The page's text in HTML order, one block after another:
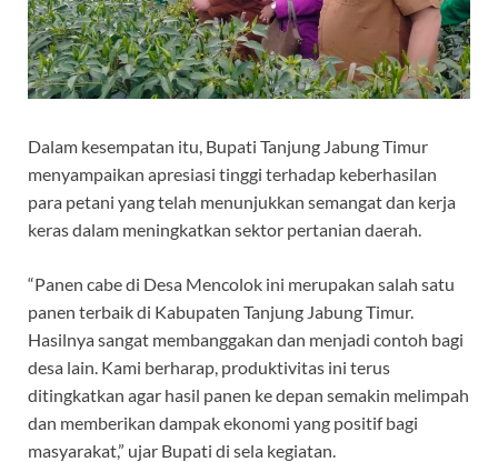
Dalam kesempatan itu, Bupati Tanjung Jabung Timur
menyampaikan apresiasi tinggi terhadap keberhasilan
para petani yang telah menunjukkan semangat dan kerja
keras dalam meningkatkan sektor pertanian daerah.
“Panen cabe di Desa Mencolok ini merupakan salah satu
panen terbaik di Kabupaten Tanjung Jabung Timur.
Hasilnya sangat membanggakan dan menjadi contoh bagi
desa lain. Kami berharap, produktivitas ini terus
ditingkatkan agar hasil panen ke depan semakin melimpah
dan memberikan dampak ekonomi yang positif bagi
masyarakat,” ujar Bupati di sela kegiatan.